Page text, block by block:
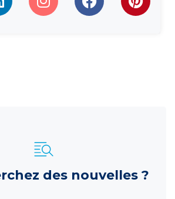
des nouvelles ?